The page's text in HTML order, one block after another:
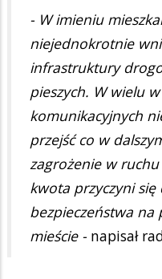
- W imieniu
niejednokrotnie
infrastruktury
pieszych. W wielu
komunikacyjnych
przejść co w
zagrożenie w
kwota przyczyni
bezpieczeństwa na
mieście - napisał